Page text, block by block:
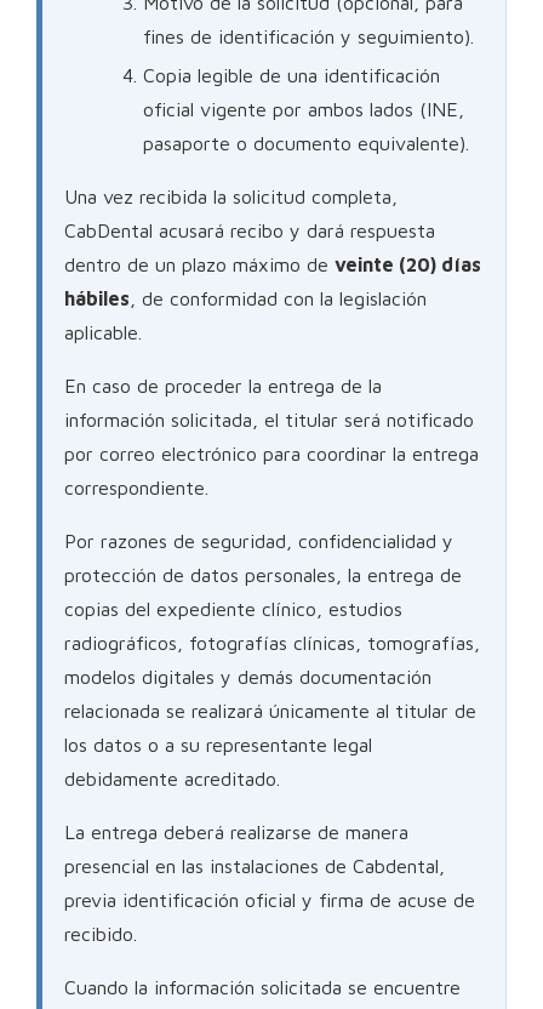
fines de identificación y seguimiento).
Copia legible de una identificación
oficial vigente por ambos lados (INE,
pasaporte o documento equivalente).
Una vez recibida la solicitud completa,
CabDental acusará recibo y dará respuesta
dentro de un plazo máximo de veinte (20) días
hábiles , de conformidad con la legislación
aplicable.
En caso de proceder la entrega de la
información solicitada, el titular será notificado
por correo electrónico para coordinar la entrega
correspondiente.
Por razones de seguridad, confidencialidad y
protección de datos personales, la entrega de
copias del expediente clínico, estudios
radiográficos, fotografías clínicas, tomografías,
modelos digitales y demás documentación
relacionada se realizará únicamente al titular de
los datos o a su representante legal
debidamente acreditado.
La entrega deberá realizarse de manera
presencial en las instalaciones de Cabdental,
previa identificación oficial y firma de acuse de
recibido.
Cuando la información solicitada se encuentre